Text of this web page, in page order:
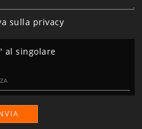
sulla privacy
al singolare